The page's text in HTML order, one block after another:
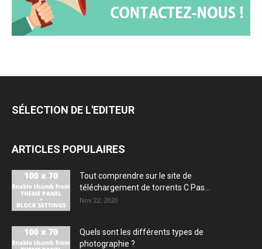
SÉLECTION DE L'EDITEUR
ARTICLES POPULAIRES
Tout comprendre sur le site de
téléchargement de torrents C Pas...
Nov 22, 2020
Quels sont les différents types de
photographie ?